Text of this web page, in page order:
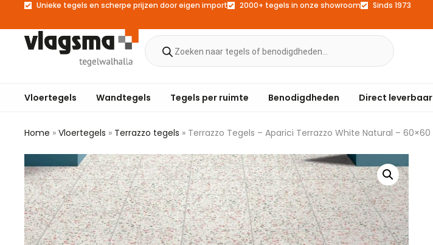
Unieke tegels en scherpe prijzen door eigen import 2000+ tegels in onze showroom Sinds 1973
Vloertegels Wandtegels Tegels per ruimte Benodigdheden Direct leverbaar
Home » Vloertegels » Terrazzo tegels » Terrazzo Tegels – Aparici Terrazzo White Natural – 60×60